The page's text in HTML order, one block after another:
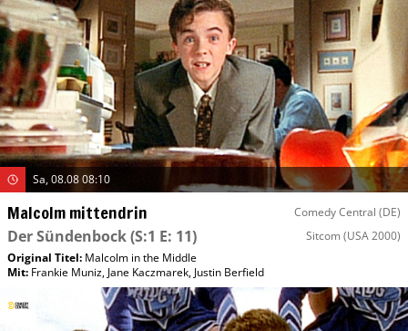
Sa, 08.08 08:10
Malcolm mittendrin Comedy Central (DE)
Der Sündenbock(S:1 E: 11) Sitcom (USA 2000)
Original Titel: Malcolm in the Middle
Mit: Frankie Muniz, Jane Kaczmarek, Justin Berfield